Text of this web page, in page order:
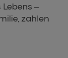
–
zahlen